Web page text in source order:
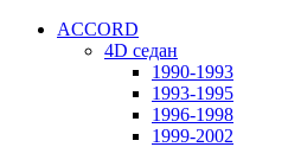
ACCORD
4D седан
1990-1993
1993-1995
1996-1998
1999-2002